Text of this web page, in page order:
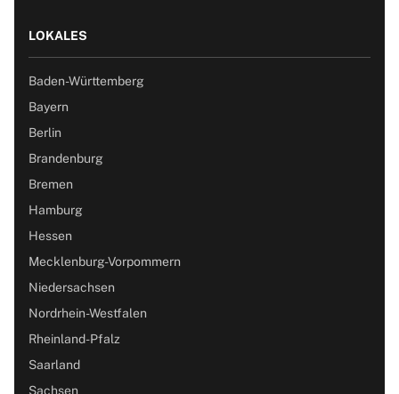
LOKALES
Baden-Württemberg
Bayern
Berlin
Brandenburg
Bremen
Hamburg
Hessen
Mecklenburg-Vorpommern
Niedersachsen
Nordrhein-Westfalen
Rheinland-Pfalz
Saarland
Sachsen